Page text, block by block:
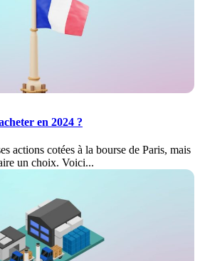
en 2024 ?
actions cotées à la bourse de Paris, mais
un choix. Voici...